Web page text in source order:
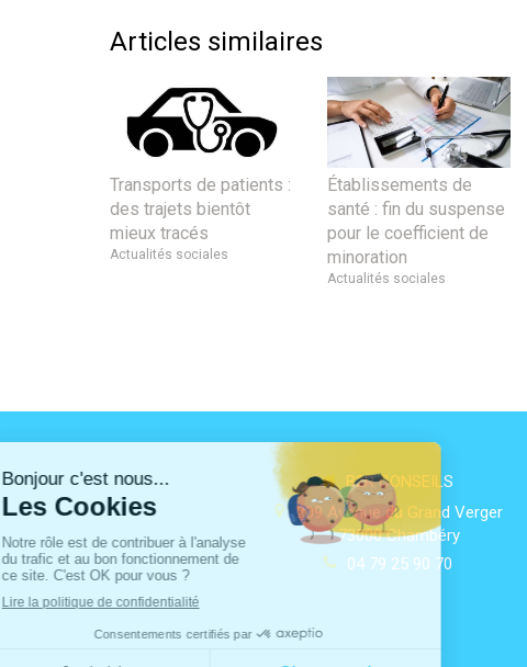
Articles similaires
Transports de patients :
des trajets bientôt
mieux tracés
Actualités sociales
Établissements de
santé : fin du suspense
pour le coefficient de
minoration
Actualités sociales
B2R CONSEILS
209 Avenue du Grand Verger
73000 Chambéry
04 79 25 90 70